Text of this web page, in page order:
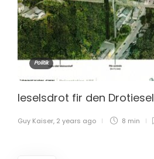
Politik
Ieselsdrot fir den Drotiesel
Guy Kaiser, 2 years ago 8 min